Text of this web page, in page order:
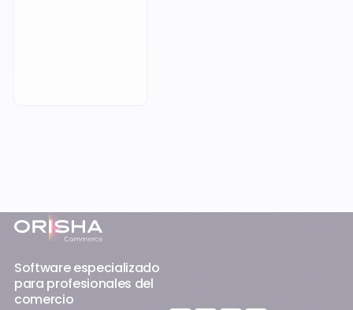
Pie de página
Software especializado
para profesionales del
comercio